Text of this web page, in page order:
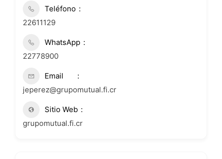
Teléfono
22611129
WhatsApp
22778900
Email
jeperez@grupomutual.fi.cr
Sitio Web
grupomutual.fi.cr